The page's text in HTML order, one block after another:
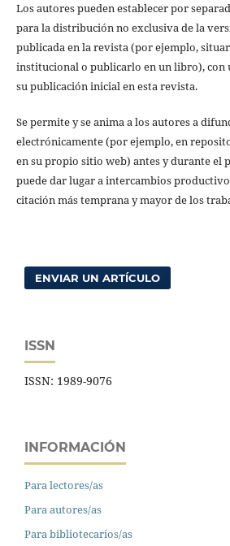
Los autores pueden establecer por
para la distribución no exclusiva de la
publicada en la revista (por ejemplo,
institucional o publicarlo en un libro), con
su publicación inicial en esta revista.
Se permite y se anima a los autores a
electrónicamente (por ejemplo, en
en su propio sitio web) antes y durante el
puede dar lugar a intercambios
citación más temprana y mayor de los
ENVIAR UN ARTÍCULO
ISSN
ISSN: 1989-9076
INFORMACIÓN
Para lectores/as
Para autores/as
Para bibliotecarios/as